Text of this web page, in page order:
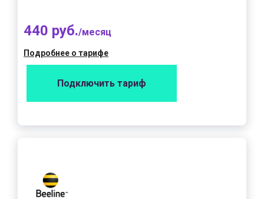
440 руб./месяц
Подробнее о тарифе
Подключить тариф